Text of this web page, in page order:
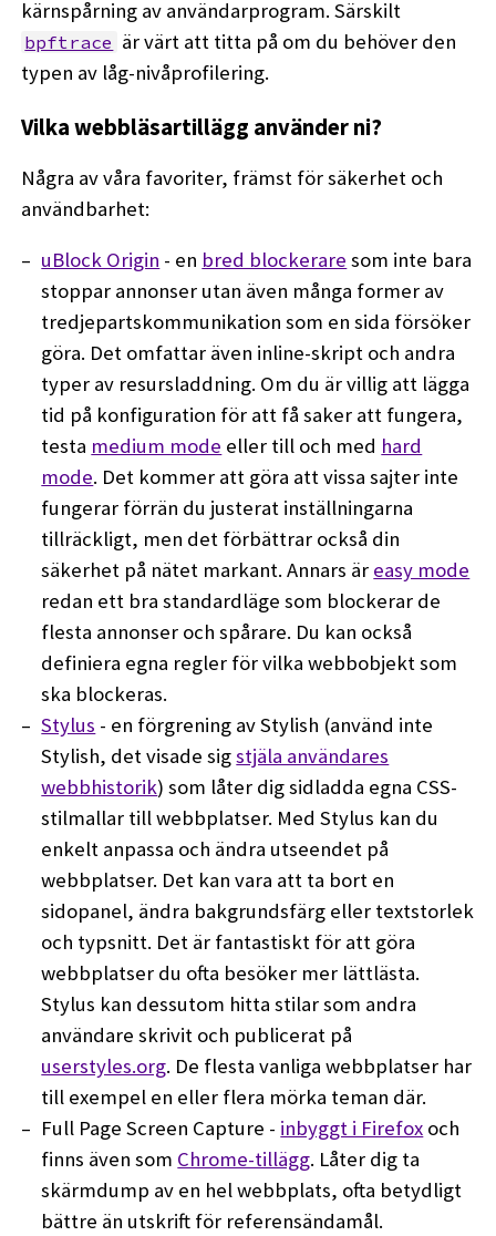
kärnspårning av användarprogram. Särskilt
bpftrace är värt att titta på om du behöver den
typen av låg-nivåprofilering.
Vilka webbläsartillägg använder ni?
Några av våra favoriter, främst för säkerhet och
användbarhet:
uBlock Origin - en bred blockerare som inte bara
stoppar annonser utan även många former av
tredjepartskommunikation som en sida försöker
göra. Det omfattar även inline-skript och andra
typer av resursladdning. Om du är villig att lägga
tid på konfiguration för att få saker att fungera,
testa medium mode eller till och med hard
mode. Det kommer att göra att vissa sajter inte
fungerar förrän du justerat inställningarna
tillräckligt, men det förbättrar också din
säkerhet på nätet markant. Annars är easy mode
redan ett bra standardläge som blockerar de
flesta annonser och spårare. Du kan också
definiera egna regler för vilka webbobjekt som
ska blockeras.
Stylus - en förgrening av Stylish (använd inte
Stylish, det visade sigstjäla användares
webbhistorik) som låter dig sidladda egna CSS-
stilmallar till webbplatser. Med Stylus kan du
enkelt anpassa och ändra utseendet på
webbplatser. Det kan vara att ta bort en
sidopanel, ändra bakgrundsfärg eller textstorlek
och typsnitt. Det är fantastiskt för att göra
webbplatser du ofta besöker mer lättlästa.
Stylus kan dessutom hitta stilar som andra
användare skrivit och publicerat på
userstyles.org. De flesta vanliga webbplatser har
till exempel en eller flera mörka teman där.
Full Page Screen Capture - inbyggt i Firefox och
finns även som Chrome-tillägg. Låter dig ta
skärmdump av en hel webbplats, ofta betydligt
bättre än utskrift för referensändamål.